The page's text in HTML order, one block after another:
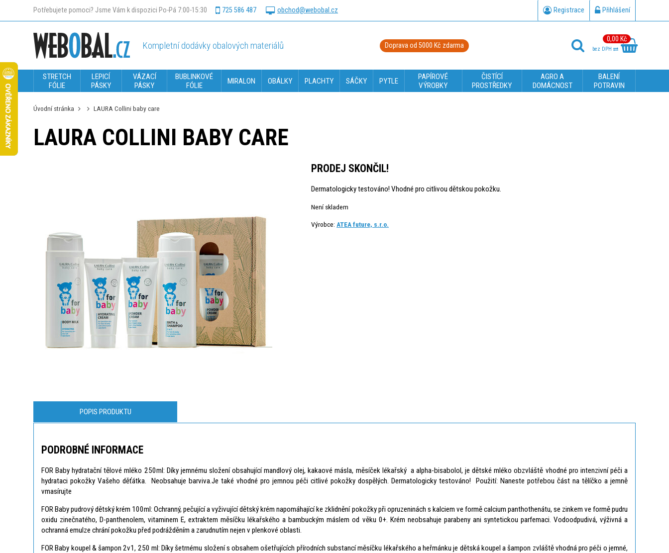
Potřebujete pomoci? Jsme Vám k dispozici Po-Pá 7:00-15:30 725 586 487 obchod@webobal.cz Registrace Přihlášení
Kompletní dodávky obalových materiálů Doprava od 5000 Kč zdarma
0,00 Kč
bez DPH
STRETCH
FÓLIE
LEPICÍ
PÁSKY
VÁZACÍ
PÁSKY
BUBLINKOVÉ
FÓLIE
MIRALON OBÁLKY PLACHTY SÁČKY PYTLE
PAPÍROVÉ
VÝROBKY
ČISTÍCÍ
PROSTŘEDKY
AGRO A
DOMÁCNOST
BALENÍ
POTRAVIN
Úvodní stránka LAURA Collini baby care
LAURA COLLINI BABY CARE
PRODEJ SKONČIL!
Dermatologicky testováno! Vhodné pro citlivou dětskou pokožku.
Není skladem
Výrobce: ATEA future, s.r.o.
POPIS PRODUKTU
PODROBNÉ INFORMACE
FOR Baby hydratační tělové mléko 250ml: Díky jemnému složení obsahující mandlový olej, kakaové másla, měsíček lékařský a alpha-bisabolol, je dětské mléko obzvláště vhodné pro intenzivní péči a
hydrataci pokožky Vašeho děťátka. Neobsahuje barviva.Je také vhodné pro jemnou péči citlivé pokožky dospělých. Dermatologicky testováno! Použití: Naneste potřebou část na tělíčko a jemně
vmasírujte
FOR Baby pudrový dětský krém 100ml: Ochranný, pečující a vyživující dětský krém napomáhající ke zklidnění pokožky při opruzeninách s kalciem ve formě calcium panthothenátu, se zinkem ve formě pudru
oxidu zinečnatého, D-panthenolem, vitaminem E, extraktem měsíčku lékařského a bambuckým máslem od věku 0+. Krém neobsahuje parabeny ani syntetickou parfemaci. Vodoodpudivá, výživná a
ochranná emulze chrání pokožku před podrážděním a zarudnutím nejen v plenkové oblasti.
FOR Baby koupel & šampon 2v1, 250 ml: Díky šetrnému složení s obsahem ošetřujících přírodních substancí měsíčku lékařského a heřmánku je dětská koupel a šampon zvláště vhodná pro péči o jemné,